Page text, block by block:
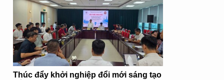
Thúc đẩy khởi nghiệp đổi mới sáng tạo